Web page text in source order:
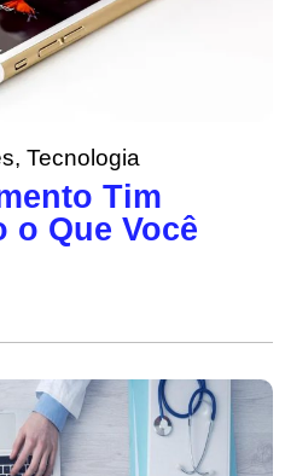
, Tecnologia
Tim
o Que Você